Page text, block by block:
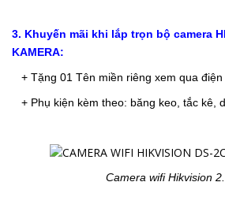
3. Khuyến mãi khi lắp trọn bộ camera
KAMERA:
+ Tặng 01 Tên miền riêng xem qua điện
+ Phụ kiện kèm theo: băng keo, tắc kê,
Camera wifi Hikvision